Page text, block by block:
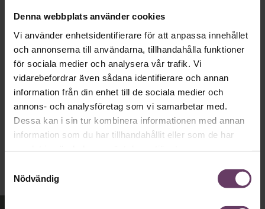
Denna webbplats använder cookies
Vi använder enhetsidentifierare för att anpassa innehållet
och annonserna till användarna, tillhandahålla funktioner
för sociala medier och analysera vår trafik. Vi
vidarebefordrar även sådana identifierare och annan
information från din enhet till de sociala medier och
annons- och analysföretag som vi samarbetar med.
Dessa kan i sin tur kombinera informationen med annan
information som du har tillhandahållit eller som de har
Nödvändig
partiledarstilen som går hem, säger
statsvetaren Jenny Madestam: ”Hellre en
tråkig partiledare i foträta skor, än en
känslomässig spelevink i högklackat.”
Ledarskap
Text:Fredrik Kullberg
Publicerad2026-08-03